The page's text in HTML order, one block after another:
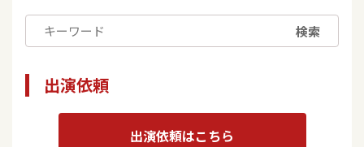
検索
出演依頼
出演依頼はこちら